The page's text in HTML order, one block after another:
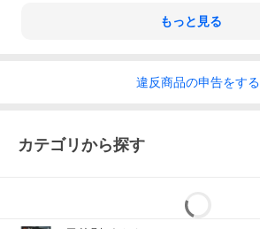
もっと見る
違反商品の申告をする
カテゴリから探す